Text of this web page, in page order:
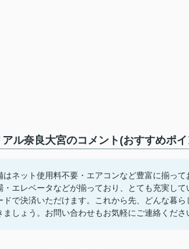
ル奈良大宮のコメント(おすすめポ
はネット使用料不要・エアコンなど豊富に揃っ
・エレベータなどが揃っており、とても充実し
ドで決済いただけます。これから先、どんな暮
ましょう。お問い合わせもお気軽にご連絡くださ